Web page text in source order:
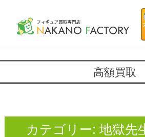
高額買取
カテゴリー:地獄先